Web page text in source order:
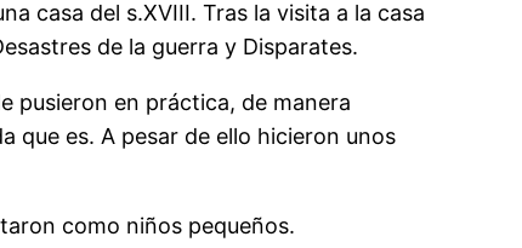
casa del s.XVIII. Tras la visita a la casa
de la guerra y Disparates.
pusieron en práctica, de manera
que es. A pesar de ello hicieron unos
como niños pequeños.